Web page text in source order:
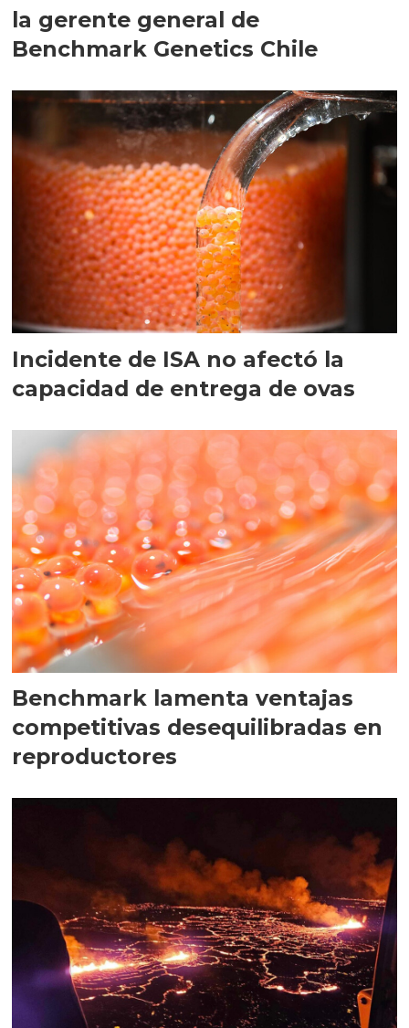
la gerente general de
Benchmark Genetics Chile
Incidente de ISA no afectó la
capacidad de entrega de ovas
Benchmark lamenta ventajas
competitivas desequilibradas en
reproductores